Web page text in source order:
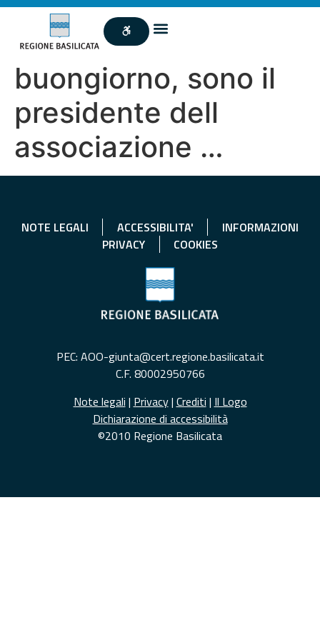
buongiorno, sono il
presidente dell
associazione …
NOTE LEGALI ACCESSIBILITA'
INFORMAZIONI
PRIVACY
COOKIES
PEC: AOO-giunta@cert.regione.basilicata.it
C.F. 80002950766
Note legali | Privacy| Crediti | Il Logo
Dichiarazione di accessibilità
©2010 Regione Basilicata